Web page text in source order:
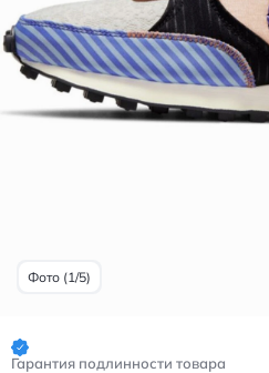
Фото (1/5)
Гарантия подлинности товара